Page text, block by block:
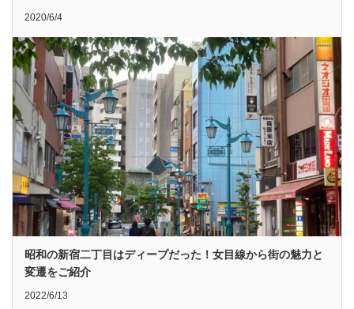
2020/6/4
昭和の新宿二丁目はディープだった！女目線から街の魅力と
変遷をご紹介
2022/6/13